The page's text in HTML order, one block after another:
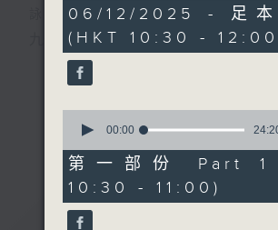
九十分鐘走遍世界，每週陪你漫遊《十
最新 LATEST
1
hour,
15
minutes,
28
seconds
06/12/2025 - 足
(HKT 10:30 -
seconds
24
minutes,
20
seconds
00:00
第一部份 Part 1
10:30 - 11:00)